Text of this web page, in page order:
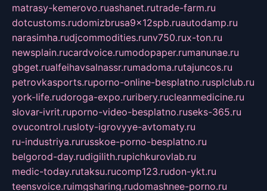
matrasy-kemerovo.ruashanet.rutrade-farm.ru
dotcustoms.rudomizbrusa9x12spb.ruautodamp.ru
narasimha.rudjcommodities.runv750.rux-ton.ru
newsplain.rucardvoice.rumodopaper.rumanunae.ru
gbget.rualfeihavsalnassr.rumadoma.rutajuncos.ru
petrovkasports.ruporno-online-besplatno.rusplclub.ru
york-life.rudoroga-expo.ruribery.rucleanmedicine.ru
slovar-ivrit.ruporno-video-besplatno.ruseks-365.ru
ovucontrol.rusloty-igrovyye-avtomaty.ru
ru-industriya.rurusskoe-porno-besplatno.ru
belgorod-day.rudigilith.rupichkurovlab.ru
medic-today.rutaksu.rucomp123.rudon-ykt.ru
teensvoice.ruimgsharing.rudomashnee-porno.ru